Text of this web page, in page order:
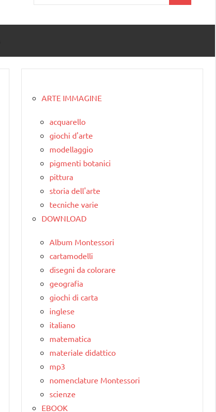
per:
ARTE IMMAGINE
acquarello
giochi d'arte
modellaggio
pigmenti botanici
pittura
storia dell'arte
tecniche varie
DOWNLOAD
Album Montessori
cartamodelli
disegni da colorare
geografia
giochi di carta
inglese
italiano
matematica
materiale didattico
mp3
nomenclature Montessori
scienze
EBOOK